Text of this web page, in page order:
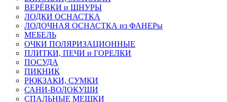
ВЕРЁВКИ и ШНУРЫ
ЛОДКИ ОСНАСТКА
ЛОДОЧНАЯ ОСНАСТКА из ФАНЕРы
МЕБЕЛЬ
ОЧКИ ПОЛЯРИЗАЦИОННЫЕ
ПЛИТКИ, ПЕЧИ и ГОРЕЛКИ
ПОСУДА
ПИКНИК
РЮКЗАКИ, СУМКИ
САНИ-ВОЛОКУШИ
СПАЛЬНЫЕ МЕШКИ